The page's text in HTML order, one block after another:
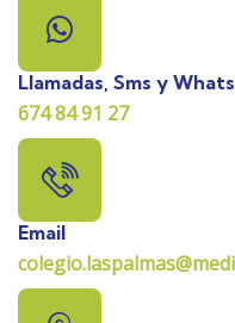
Llamadas, Sms y
674 84 91 27
Email